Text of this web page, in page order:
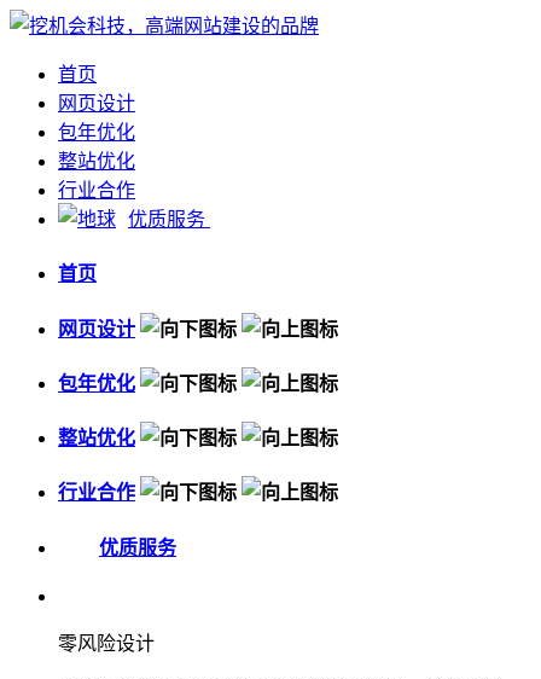
首页
网页设计
包年优化
整站优化
行业合作
优质服务
首页
网页设计
包年优化
整站优化
行业合作
优质服务
零风险设计